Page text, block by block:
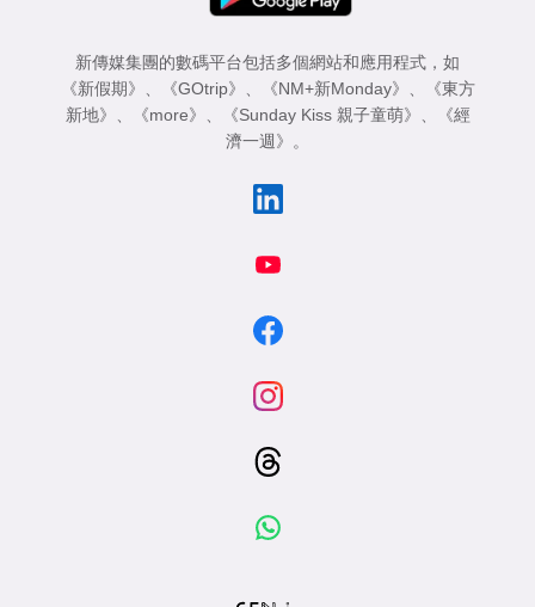
新傳媒集團的數碼平台包括多個網站和應用程式，如
《新假期》 、 《GOtrip》 、 《NM+新Monday》 、
《東方
新地》 、 《more》 、 《Sunday Kiss 親子童萌》 、
《經
濟一週》 。